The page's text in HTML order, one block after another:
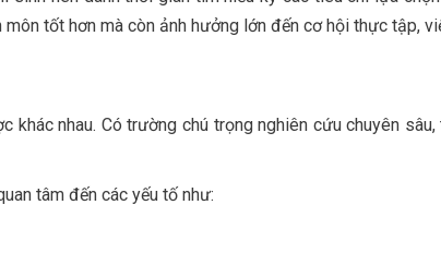
tốt hơn mà còn ảnh hưởng lớn đến cơ hội thực tập,
nhau. Có trường chú trọng nghiên cứu chuyên
tâm đến các yếu tố như: